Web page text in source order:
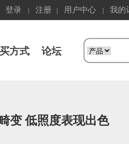
登录 注册 用户中心 我的
方式 论坛
变 低照度表现出色